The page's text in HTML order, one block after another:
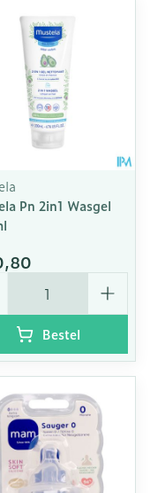
Pn 2in1 Wasgel
Bestel